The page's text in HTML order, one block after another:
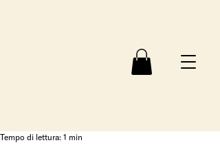
Tempo di lettura: 1 min